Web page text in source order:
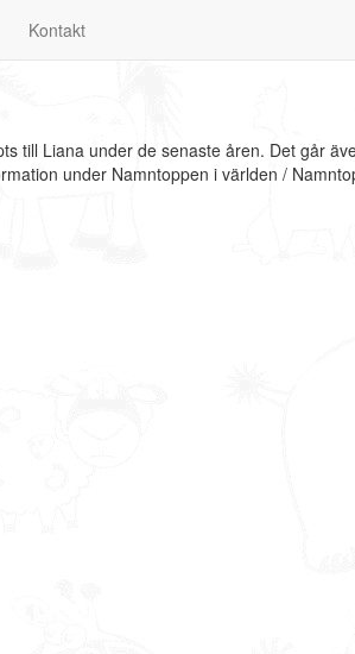
Kontakt
till Liana under de senaste åren. Det går
under Namntoppen i världen /